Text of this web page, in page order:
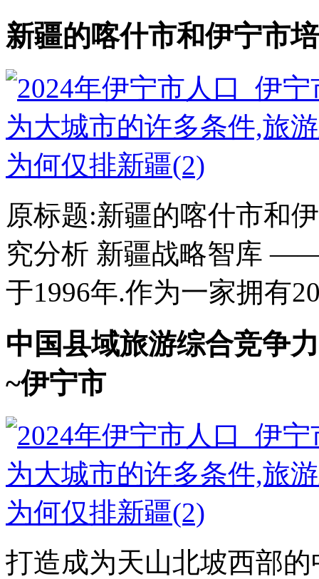
新疆的喀什市和伊宁市
原标题:新疆的喀什市和
究分析 新疆战略智库
于1996年.作为一家拥有
中国县域旅游综合竞争
~伊宁市
打造成为天山北坡西部